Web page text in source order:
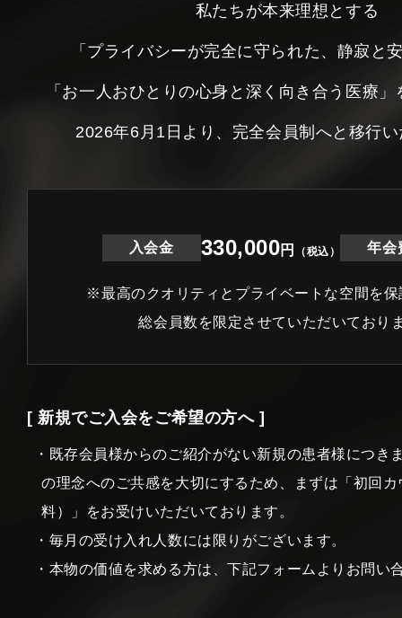
私たちが本来理想とする
「プライバシーが完全に守られた、静寂と
「お一人おひとりの心身と深く向き合う医療
2026年6月1日より、完全会員制へと移行
入会金 330,000円 （税込） 年会
※最高のクオリティとプライベートな空間を保
総会員数を限定させていただいており
[ 新規でご入会をご希望の方へ ]
・既存会員様からのご紹介がない新規の患者様につき
の理念へのご共感を大切にするため、まずは「初回
料）」をお受けいただいております。
・毎月の受け入れ人数には限りがございます。
・本物の価値を求める方は、下記フォームよりお問い